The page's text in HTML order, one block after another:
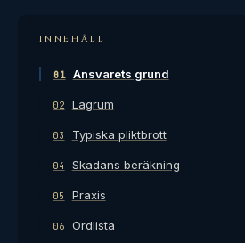
INNEHÅLL
01 Ansvarets grund
02 Lagrum
03 Typiska pliktbrott
04 Skadans beräkning
05 Praxis
06 Ordlista